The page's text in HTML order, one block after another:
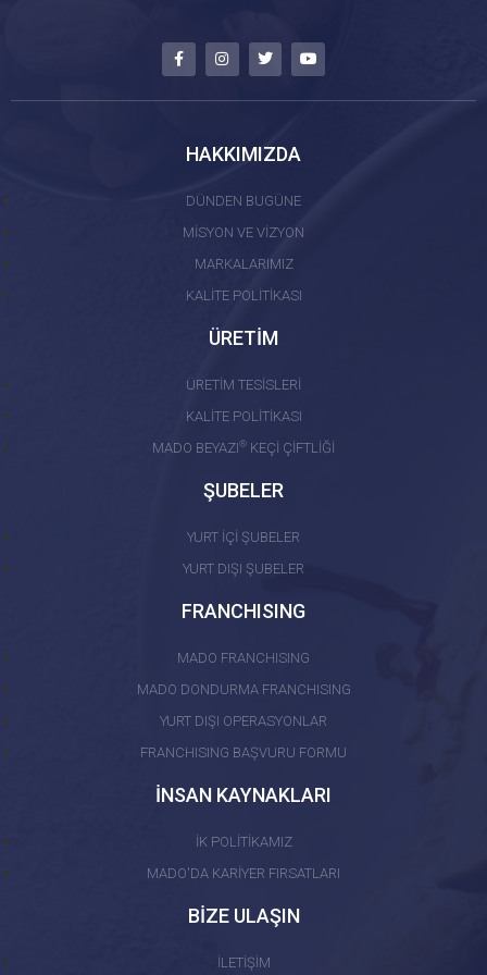
HAKKIMIZDA
DÜNDEN BUGÜNE
MİSYON VE VİZYON
MARKALARIMIZ
KALİTE POLİTİKASI
ÜRETİM
ÜRETİM TESİSLERİ
KALİTE POLİTİKASI
MADO BEYAZI® KEÇİ ÇİFTLİĞİ
ŞUBELER
YURT İÇİ ŞUBELER
YURT DIŞI ŞUBELER
FRANCHISING
MADO FRANCHISING
MADO DONDURMA FRANCHISING
YURT DIŞI OPERASYONLAR
FRANCHISING BAŞVURU FORMU
İNSAN KAYNAKLARI
İK POLİTİKAMIZ
MADO'DA KARİYER FIRSATLARI
BİZE ULAŞIN
İLETİŞİM